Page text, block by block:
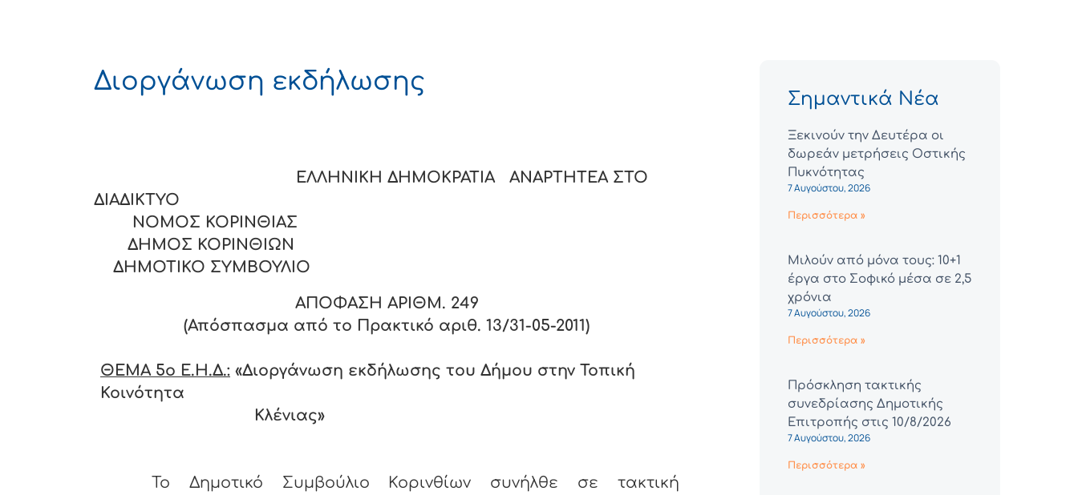
Διοργάνωση εκδήλωσης
ΕΛΛΗΝΙΚΗ ΔΗΜΟΚΡΑΤΙΑ ΑΝΑΡΤΗΤΕΑ ΣΤΟ
ΔΙΑΔΙΚΤΥΟ
ΝΟΜΟΣ ΚΟΡΙΝΘΙΑΣ
ΔΗΜΟΣ ΚΟΡΙΝΘΙΩΝ
ΔΗΜΟΤΙΚΟ ΣΥΜΒΟΥΛΙΟ
ΑΠΟΦΑΣΗ ΑΡΙΘΜ. 249
(Απόσπασμα από το Πρακτικό αριθ. 13/31-05-2011)
ΘΕΜΑ 5o Ε.Η.Δ.: «Διοργάνωση εκδήλωσης του Δήμου στην Τοπική
Κοινότητα
Κλένιας»
Το Δημοτικό Συμβούλιο Κορινθίων συνήλθε σε τακτική
Σημαντικά Νέα
Ξεκινούν την Δευτέρα οι
δωρεάν μετρήσεις Οστικής
Πυκνότητας
7 Αυγούστου, 2026
Περισσότερα »
Μιλούν από μόνα τους: 10+1
έργα στο Σοφικό μέσα σε 2,5
χρόνια
7 Αυγούστου, 2026
Περισσότερα »
Πρόσκληση τακτικής
συνεδρίασης Δημοτικής
Επιτροπής στις 10/8/2026
7 Αυγούστου, 2026
Περισσότερα »